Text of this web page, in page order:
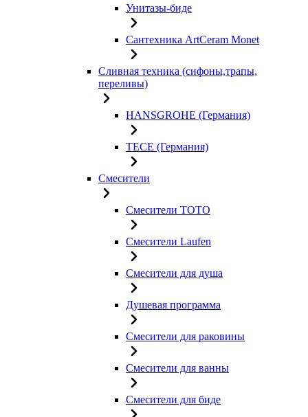
Унитазы-биде
Сантехника ArtCeram Monet
Сливная техника (сифоны,трапы,
переливы)
HANSGROHE (Германия)
TECE (Германия)
Смесители
Смесители TOTO
Смесители Laufen
Смесители для душа
Душевая программа
Смесители для раковины
Смесители для ванны
Смесители для биде